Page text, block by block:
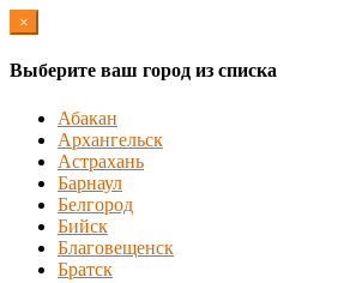
×
Выберите ваш город из списка
Абакан
Архангельск
Астрахань
Барнаул
Белгород
Бийск
Благовещенск
Братск